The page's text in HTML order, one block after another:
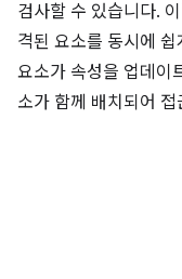
검사할 수 있습니다.
격된 요소를 동시에
요소가 속성을 업데이
소가 함께 배치되어